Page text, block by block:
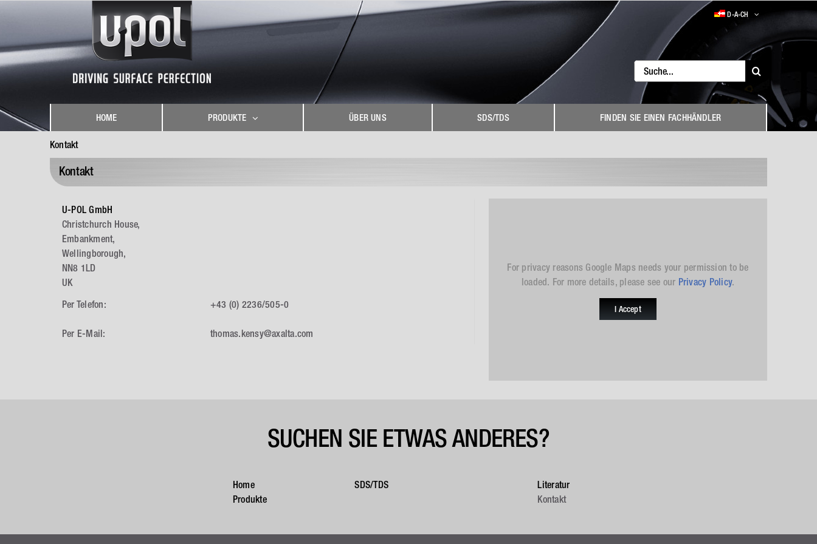
D-A-CH
Search
for:
HOME PRODUKTE ÜBER UNS SDS/TDS FINDEN SIE EINEN FACHHÄNDLER
Kontakt
Kontakt
U-POL GmbH
Christchurch House,
Embankment,
Wellingborough,
NN8 1LD
UK
Per Telefon:
+43 (0) 2236/505-0
Per E-Mail: thomas.kensy@axalta.com
For privacy reasons Google Maps needs your permission to be
loaded. For more details, please see our Privacy Policy.
I Accept
SUCHEN SIE ETWAS ANDERES?
Home
Produkte
SDS/TDS
Literatur
Kontakt